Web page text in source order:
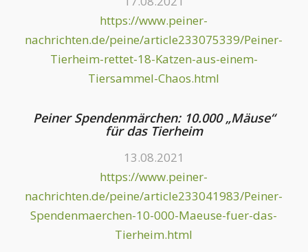
https://www.peiner-
nachrichten.de/peine/article233075339/Peiner-
Tierheim-rettet-18-Katzen-aus-einem-
Tiersammel-Chaos.html
Peiner Spendenmärchen: 10.000 „Mäuse“
für das Tierheim
13.08.2021
https://www.peiner-
nachrichten.de/peine/article233041983/Peiner-
Spendenmaerchen-10-000-Maeuse-fuer-das-
Tierheim.html